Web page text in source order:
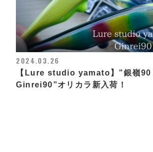
2024.03.26
【Lure studio yamato】”銀嶺90 l
Ginrei90”オリカラ新入荷！